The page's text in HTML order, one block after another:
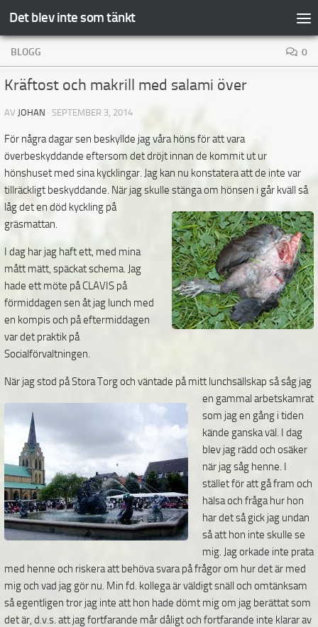
Hoppa till innehåll
Det blev inte som tänkt
BLOGG 0
Kräftost och makrill med salami över
AV JOHAN · SEPTEMBER 3, 2014
För några dagar sen beskyllde jag våra höns för att vara
överbeskyddande eftersom det dröjt innan de kommit ut ur
hönshuset med sina kycklingar. Jag kan nu konstatera att de inte var
tillräckligt beskyddande. När jag skulle stängaom hönsen i går kväll så
låg det en död kyckling på
gräsmattan.
I dag har jag haft ett, med mina
mått mätt, späckat schema. Jag
hade ett möte på CLAVIS på
förmiddagen sen åt jag lunch med
en kompis och på eftermiddagen
var det praktik på
Socialförvaltningen.
När jag stod på Stora Torgoch väntade på mitt lunchsällskap så såg jag
en gammal arbetskamrat
som jag en gång i tiden
kände ganska väl. I dag
blev jag rädd och osäker
när jag såg henne. I
stället för att gå fram och
hälsa och fråga hur hon
har det så gick jag undan
så att hon inte skulle se
mig. Jag orkade inte prata
med henne och riskera att behöva svara på frågor om hur det är med
mig och vad jag gör nu. Min fd. kollega är väldigt snäll och omtänksam
så egentligen tror jag inte att hon hade dömt mig om jag berättat som
det är, d.v.s. att jag fortfarande mår dåligt och fortfarande inte klarar av